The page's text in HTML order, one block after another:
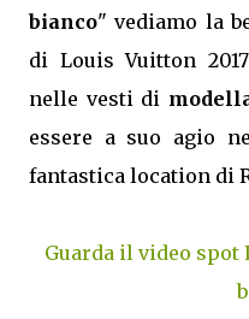
bianco" vediamo la
di Louis Vuitton
nelle vesti di
essere a suo agio
fantastica location di
Guarda il video spot